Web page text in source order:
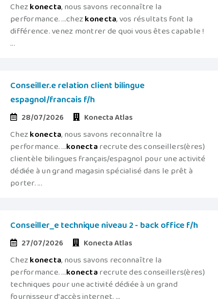
Chezkonecta, nous savons reconnaître la
performance. ...chezkonecta, vos résultats font la
différence. venez montrer de quoi vous êtes capable !
...
Conseiller.e relation client bilingue
espagnol/francais f/h
28/07/2026 Konecta Atlas
Chezkonecta, nous savons reconnaître la
performance. ...konectarecrute des conseillers(ères)
clientèle bilingues français/espagnol pour une activité
dédiée à un grand magasin spécialisé dans le prêt à
porter. ...
Conseiller_e technique niveau 2 - back office f/h
27/07/2026 Konecta Atlas
Chezkonecta, nous savons reconnaître la
performance. ...konectarecrute des conseillers(ères)
techniques pour une activité dédiée à un grand